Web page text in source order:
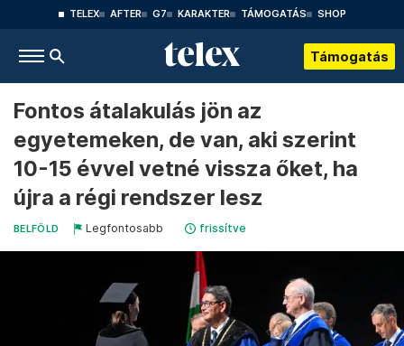
TELEX AFTER G7 KARAKTER TÁMOGATÁS SHOP
Támogatás
Fontos átalakulás jön az
egyetemeken, de van, aki szerint
10-15 évvel vetné vissza őket, ha
újra a régi rendszer lesz
BELFÖLD Legfontosabb frissítve